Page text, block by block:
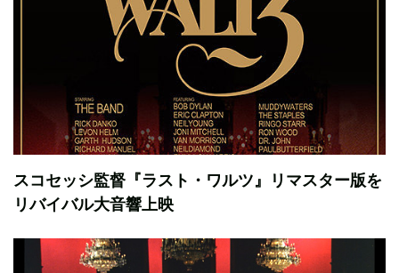
スコセッシ監督『ラスト・ワルツ』リマスター版を
リバイバル大音響上映